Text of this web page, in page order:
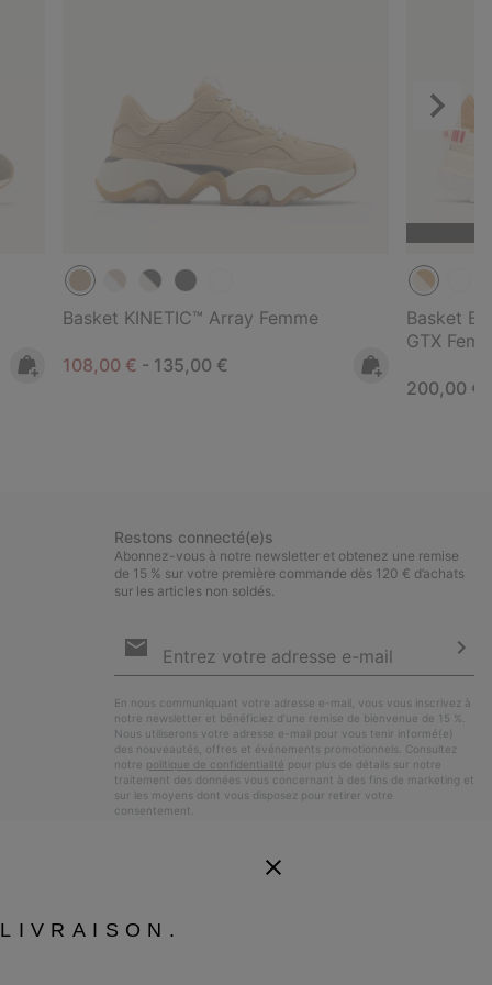
Basket KINETIC™ Array Femme
Minimum sale price:
108,00 € - Maximum price:
135,00 €
Basket
GTX
Regular
200,00 €
Suivant
Restons connecté(e)s
Abonnez-vous à notre newsletter et obtenez une remise
de 15 % sur votre première commande dès 120 € d’achats
sur les articles non soldés.
par
En nous communiquant votre adresse e-mail, vous vous inscrivez à
notre newsletter et bénéficiez d’une remise de bienvenue de 15 %.
Nous utiliserons votre adresse e-mail pour vous tenir informé(e)
des nouveautés, offres et événements promotionnels. Consultez
notre politique de confidentialité pour plus de détails sur notre
traitement des données vous concernant à des fins de marketing et
sur les moyens dont vous disposez pour retirer votre
consentement.